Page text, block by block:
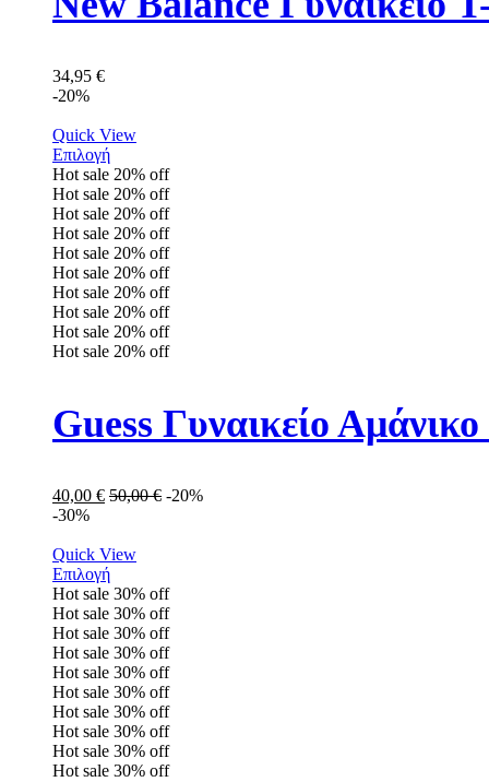
34,95 €
-20%
Quick View
Επιλογή
Hot sale 20% off
Hot sale 20% off
Hot sale 20% off
Hot sale 20% off
Hot sale 20% off
Hot sale 20% off
Hot sale 20% off
Hot sale 20% off
Hot sale 20% off
Hot sale 20% off
Guess Γυναικείο
40,00 € 50,00€ -20%
-30%
Quick View
Επιλογή
Hot sale 30% off
Hot sale 30% off
Hot sale 30% off
Hot sale 30% off
Hot sale 30% off
Hot sale 30% off
Hot sale 30% off
Hot sale 30% off
Hot sale 30% off
Hot sale 30% off